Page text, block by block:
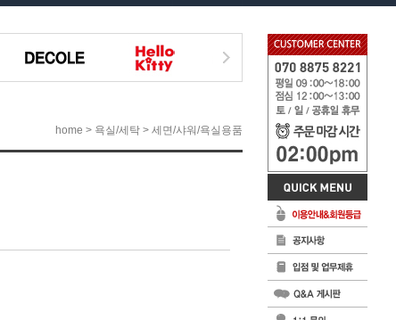
home > 욕실/세탁 > 세면/샤워/욕실용품